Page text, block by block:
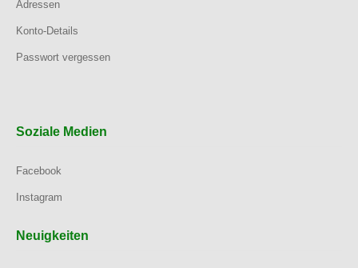
Adressen
Konto-Details
Passwort vergessen
Soziale Medien
Facebook
Instagram
Neuigkeiten